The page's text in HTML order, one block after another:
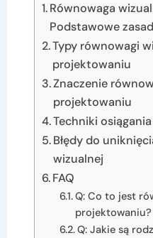
Równowaga
Podstawowe
Typy równowagi
projektowaniu
Znaczenie
projektowaniu
Techniki
Błędy do
wizualnej
FAQ
Q: Co to jest
projektowaniu?
Q: Jakie są